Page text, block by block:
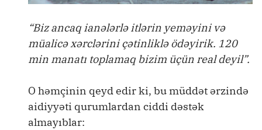
“Biz ancaq ianələrlə itlərin yeməyini və
müalicə xərclərini çətinliklə ödəyirik. 120
min manatı toplamaq bizim üçün real deyil”.
O həmçinin qeyd edir ki, bu müddət ərzində
aidiyyəti qurumlardan ciddi dəstək
almayıblar: